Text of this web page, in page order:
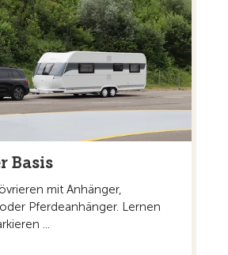
Basis
mit Anhänger,
Pferdeanhänger. Lernen
...